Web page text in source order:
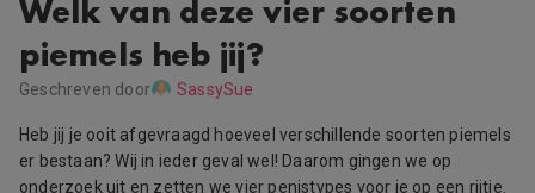
Welk van deze vier soorten
piemels heb jij?
Geschreven door SassySue
Heb jij je ooit afgevraagd hoeveel verschillende soorten piemels
er bestaan? Wij in ieder geval wel! Daarom gingen we op
onderzoek uit en zetten we vier penistypes voor je op een rijtje.